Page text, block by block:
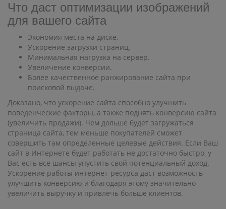
Что даст оптимизации изображений
для вашего сайта
Экономия места на диске.
Ускорение загрузки страниц.
Минимальная нагрузка на сервер.
Увеличение конверсии.
Более качественное ранжирование сайта при
поисковой выдаче.
Доказано, что ускорение сайта способно улучшить
поведенческие факторы, а также поднять конверсию сайта
(увеличить продажи). Чем дольше будет загружаться
страница сайта, тем меньше покупателей сможет
совершить там определенные целевые действия. Если Ваш
сайт в Интернете будет работать не достаточно быстро, у
Вас есть все шансы упустить свой потенциальный доход.
Ускорение работы интернет-ресурса даст возможность
улучшить конверсию и благодаря этому значительно
увеличить выручку и привлечь больше клиентов.